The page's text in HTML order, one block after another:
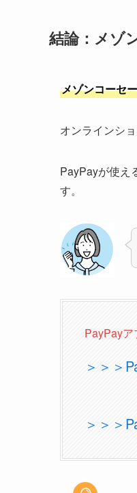
結論：メゾ
メゾンコーセ
オンラインシ
PayPayが使え
す。
PayPayア
＞＞＞
＞＞＞